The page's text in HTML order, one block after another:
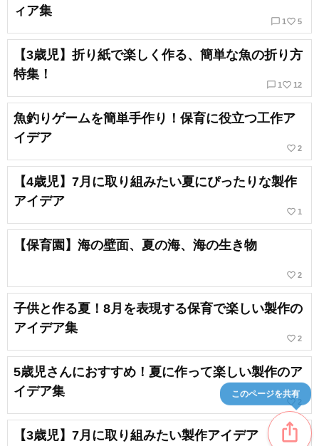
ィア集
chat_bubble_outline 1 favorite_border 5
【3歳児】折り紙で楽しく作る、簡単な魚の折り方
特集！
chat_bubble_outline 1 favorite_border 12
魚釣りゲームを簡単手作り！保育に役立つ工作ア
イデア
favorite_border 2
【4歳児】7月に取り組みたい夏にぴったりな製作
アイデア
favorite_border 1
【保育園】海の壁面、夏の海、海の生き物
favorite_border 2
子供と作る夏！8月を表現する保育で楽しい製作の
アイデア集
favorite_border 2
5歳児さんにおすすめ！夏に作って楽しい製作のア
イデア集
【3歳児】7月に取り組みたい製作アイデア ios_share
このページを共有